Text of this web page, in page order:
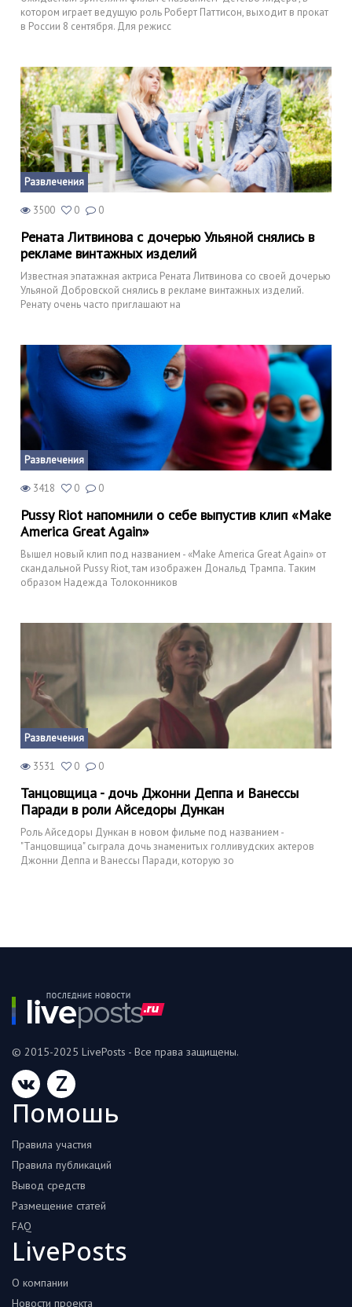
котором играет ведущую роль Роберт Паттисон, выходит в прокат
в России 8 сентября. Для режисс
Развлечения
3500 0 0
Рената Литвинова с дочерью Ульяной снялись в
рекламе винтажных изделий
Известная эпатажная актриса Рената Литвинова со своей дочерью
Ульяной Добровской снялись в рекламе винтажных изделий.
Ренату очень часто приглашают на
Развлечения
3418 0 0
Pussy Riot напомнили о себе выпустив клип «Make
America Great Again»
Вышел новый клип под названием - «Make America Great Again» от
скандальной Pussy Riot, там изображен Дональд Трампа. Таким
образом Надежда Толоконников
Развлечения
3531 0 0
Танцовщица - дочь Джонни Деппа и Ванессы
Паради в роли Айседоры Дункан
Роль Айседоры Дункан в новом фильме под названием -
"Танцовщица" сыграла дочь знаменитых голливудских актеров
Джонни Деппа и Ванессы Паради, которую зо
© 2015-2025 LivePosts - Все права защищены.
Z
Помошь
Правила участия
Правила публикаций
Вывод средств
Размещение статей
FAQ
LivePosts
О компании
Новости проекта